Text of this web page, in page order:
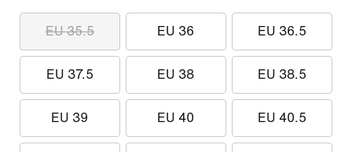
EU 35.5 EU 36 EU 36.5
EU 37.5 EU 38 EU 38.5
EU 39 EU 40 EU 40.5